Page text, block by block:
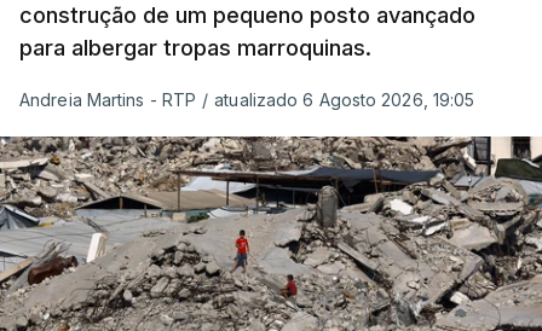
construção de um pequeno posto avançado
para albergar tropas marroquinas.
Andreia Martins - RTP / atualizado 6 Agosto 2026, 19:05